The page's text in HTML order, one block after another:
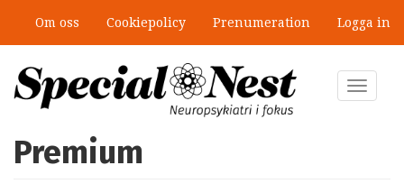
huvudinnehåll
Om oss Cookiepolicy Prenumeration Logga in
Toggle
Premium